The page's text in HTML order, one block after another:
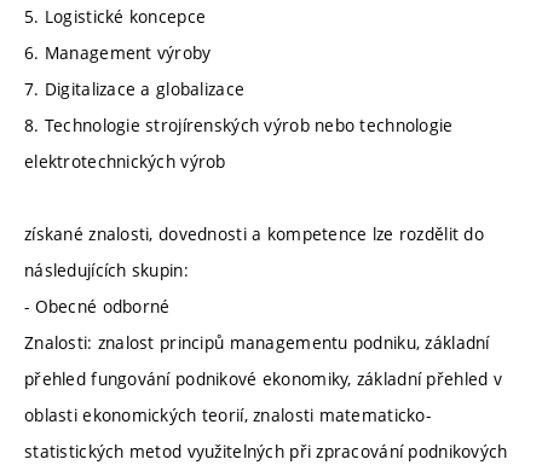
5. Logistické koncepce
6. Management výroby
7. Digitalizace a globalizace
8. Technologie strojírenských výrob nebo technologie
elektrotechnických výrob
získané znalosti, dovednosti a kompetence lze rozdělit do
následujících skupin:
- Obecné odborné
Znalosti: znalost principů managementu podniku, základní
přehled fungování podnikové ekonomiky, základní přehled v
oblasti ekonomických teorií, znalosti matematicko-
statistických metod využitelných při zpracování podnikových